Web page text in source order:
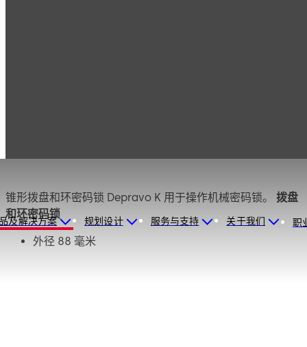
及解决方案 规划设计 服务与支持 关于我们 职
锥形拨盘和环密码锁 Depravo K 用于操作机械密码锁。 拨盘
和环密码锁
外径 88 毫米